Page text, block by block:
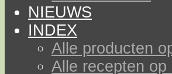
NIEUWS
INDEX
Alle producten
Alle recepten op